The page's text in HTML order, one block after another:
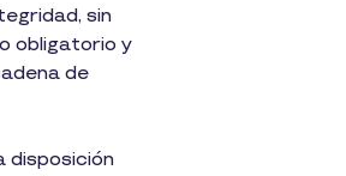
sin
obligatorio y
de
disposición